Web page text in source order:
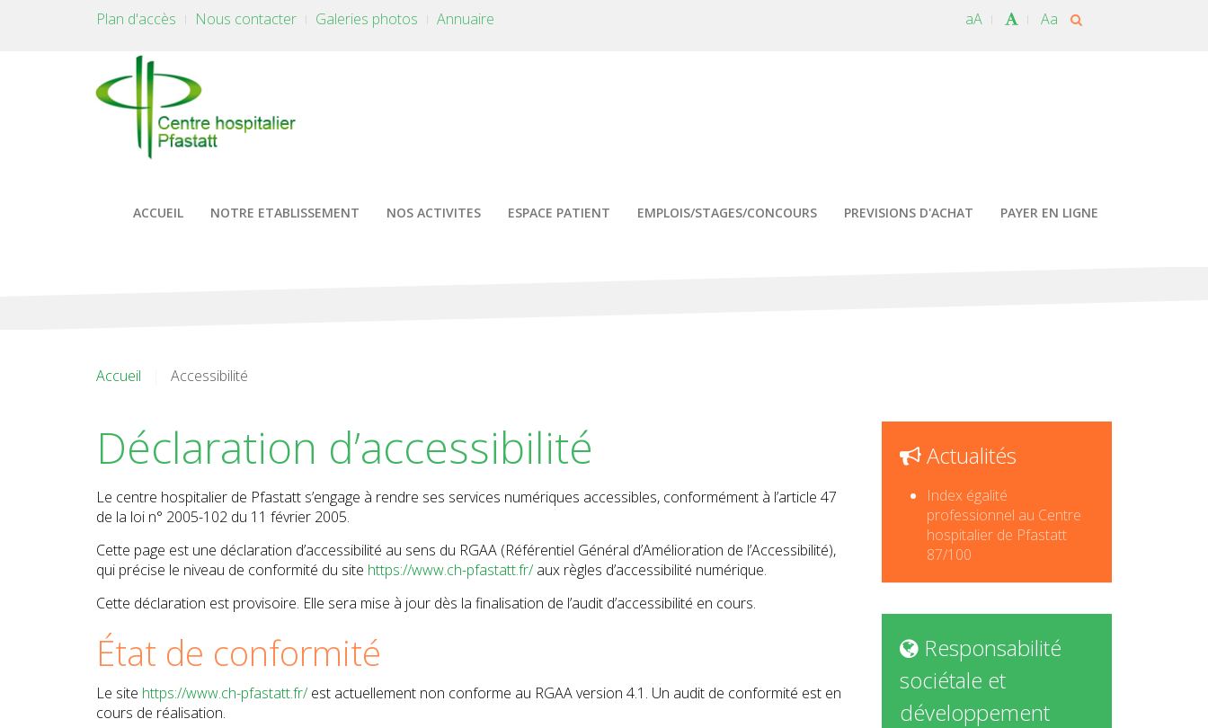
Plan d'accès Nous contacter Galeries photos Annuaire aA Aa
ACCUEIL NOTRE ETABLISSEMENT NOS ACTIVITES ESPACE PATIENT EMPLOIS/STAGES/CONCOURS PREVISIONS D'ACHAT PAYER EN LIGNE
Accueil Accessibilité
Déclaration d’accessibilité
Le centre hospitalier de Pfastatt s’engage à rendre ses services numériques accessibles, conformément à l’article 47
de la loi n° 2005-102 du 11 février 2005.
Cette page est une déclaration d’accessibilité au sens du RGAA (Référentiel Général d’Amélioration de l’Accessibilité),
qui précise le niveau de conformité du site https://www.ch-pfastatt.fr/aux règles d’accessibilité numérique.
Cette déclaration est provisoire. Elle sera mise à jour dès la finalisation de l’audit d’accessibilité en cours.
État de conformité
Le site https://www.ch-pfastatt.fr/est actuellement non conforme au RGAA version 4.1. Un audit de conformité est en
cours de réalisation.
Actualités
Index égalité
professionnel au Centre
hospitalier de Pfastatt
87/100
Responsabilité
sociétale et
développement